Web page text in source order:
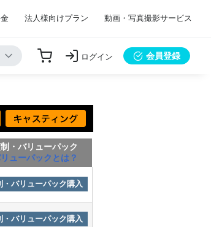
法人様向けプラン 動画・写真撮影サービス
ログイン 会員登録
・バリューパック
ューパックとは？
・バリューパック購入
・バリューパック購入